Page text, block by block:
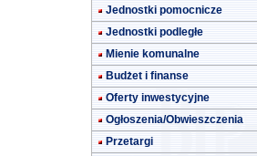
Jednostki pomocnicze
Jednostki podległe
Mienie komunalne
Budżet i finanse
Oferty inwestycyjne
Ogłoszenia/Obwieszczenia
Przetargi